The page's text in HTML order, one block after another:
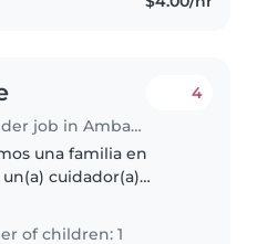
Childminder job in Ambato
4
una familia en
cuidador(a)
de 1 mes de nacido
of children: 1